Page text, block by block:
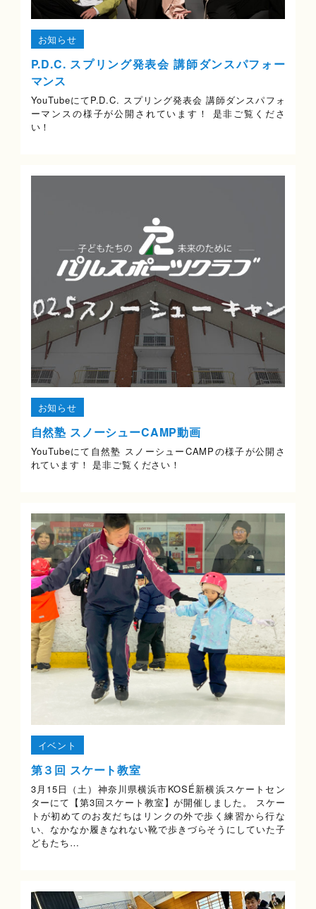
お知らせ
P.D.C. スプリング発表会 講師ダンスパフォー
マンス
YouTubeにてP.D.C. スプリング発表会 講師ダンスパフォ
ーマンスの様子が公開されています！ 是非ご覧くださ
い！
お知らせ
自然塾 スノーシューCAMP動画
YouTubeにて自然塾 スノーシューCAMPの様子が公開さ
れています！ 是非ご覧ください！
イベント
第３回 スケート教室
3月15日（土）神奈川県横浜市KOSÉ新横浜スケートセン
ターにて【第3回スケート教室】が開催しました。 スケー
トが初めてのお友だちはリンクの外で歩く練習から行な
い、なかなか履きなれない靴で歩きづらそうにしていた子
どもたち…